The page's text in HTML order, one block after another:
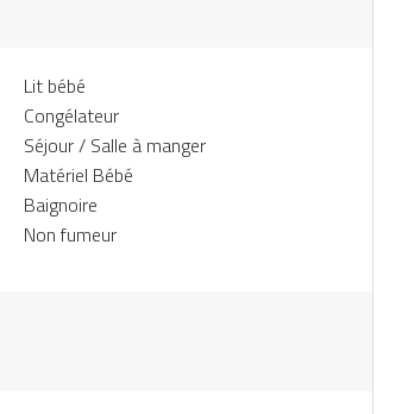
Lit bébé
Congélateur
Séjour / Salle à manger
Matériel Bébé
Baignoire
Non fumeur